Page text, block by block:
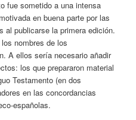
fue sometido a una intensa
en buena parte por las
publicarse la primera edición.
nombres de los
A ellos sería necesario añadir
los que prepararon material
Testamento (en dos
en las concordancias
españolas.